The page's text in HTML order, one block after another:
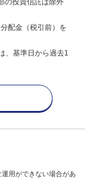
の投資信託は除外
配金（税引前）を
、基準日から過去1
用ができない場合があ